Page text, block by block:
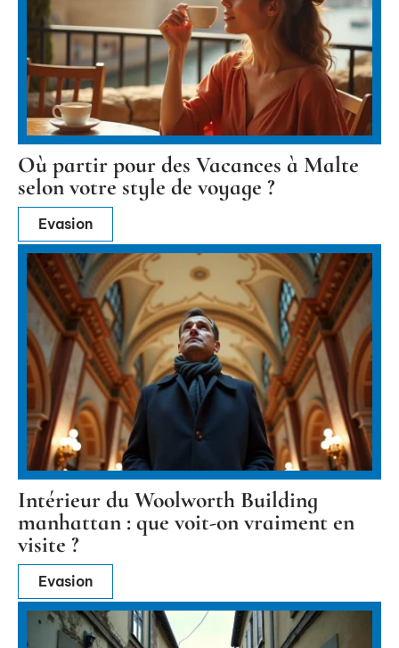
Où partir pour des Vacances à Malte
selon votre style de voyage ?
Evasion
Intérieur du Woolworth Building
manhattan : que voit-on vraiment en
visite ?
Evasion